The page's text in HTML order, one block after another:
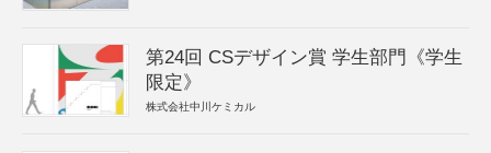
第24回 CSデザイン賞 学生部門《学生
限定》
株式会社中川ケミカル